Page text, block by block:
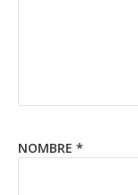
NOMBRE *